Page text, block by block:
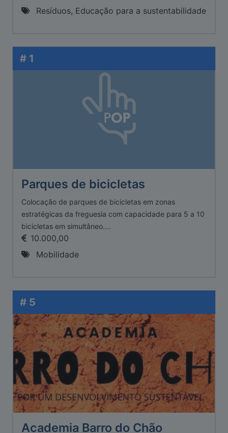
Resíduos, Educação para a sustentabilidade
# 1
Parques de bicicletas
Colocação de parques de bicicletas em zonas
estratégicas da freguesia com capacidade para 5 a 10
bicicletas em simultâneo....
10.000,00
Mobilidade
# 5
Academia Barro do Chão